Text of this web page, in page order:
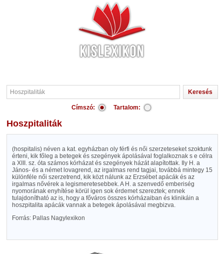
Címszó: Tartalom:
Hoszpitaliták
(hospitalis) néven a kat. egyházban oly férfi és női szerzeteseket szoktunk
érteni, kik főleg a betegek és szegények ápolásával foglalkoznak s e célra
a XIII. sz. óta számos kórházat és szegények házát alapítottak. Ily H. a
János- és a német lovagrend, az irgalmas rend tagjai, továbbá mintegy 15
különféle női szerzetrend, kik közt nálunk az Erzsébet apácák és az
irgalmas nővérek a legismeretesebbek. A H. a szenvedő emberiség
nyomorának enyhítése körül igen sok érdemet szereztek; ennek
tulajdonítható az is, hogy a főváros összes kórházaiban és klinikáin a
hoszpitalita apácák vannak a betegek ápolásával megbizva.
Forrás: Pallas Nagylexikon